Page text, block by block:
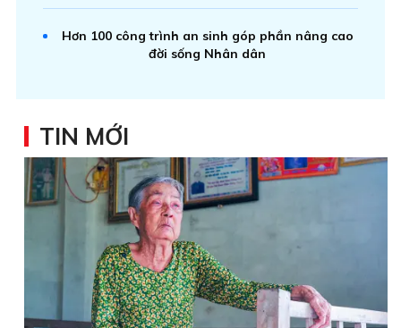
Hơn 100 công trình an sinh góp phần nâng cao
đời sống Nhân dân
TIN MỚI